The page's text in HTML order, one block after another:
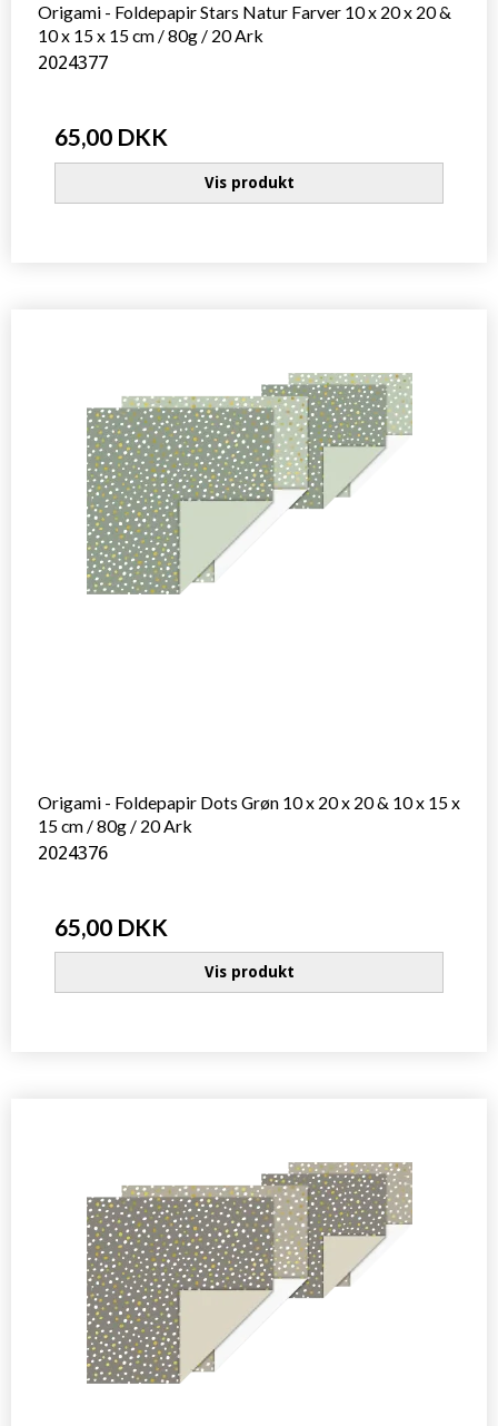
Origami - Foldepapir Stars Natur Farver 10 x 20 x 20 &
10 x 15 x 15 cm / 80g / 20 Ark
2024377
65,00 DKK
Vis produkt
Origami - Foldepapir Dots Grøn 10 x 20 x 20 & 10 x 15 x
15 cm / 80g / 20 Ark
2024376
65,00 DKK
Vis produkt